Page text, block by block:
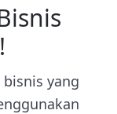
bisnis yang